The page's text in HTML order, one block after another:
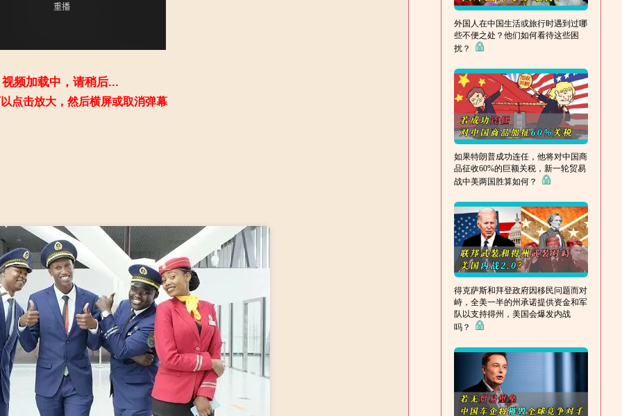
视频加载中，请稍后...
点击放大，然后横屏或取消弹幕
外国人在中国生活或旅行时遇到过哪
些不便之处？他们如何看待这些困
扰？
如果特朗普成功连任，他将对中国商
品征收60%的巨额关税，新一轮贸易
战中美两国胜算如何？
得克萨斯和拜登政府因移民问题而对
峙，全美一半的州承诺提供资金和军
队以支持得州，美国会爆发内战
吗？